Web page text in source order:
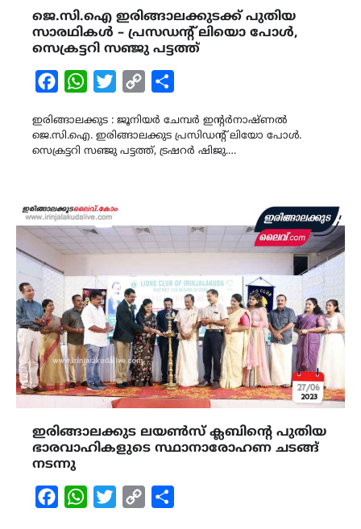
ജെ.സി.ഐ ഇരിങ്ങാലക്കുടക്ക് പുതിയ
സാരഥികൾ – പ്രസഡന്റ് ലിയൊ പോൾ,
സെക്രട്ടറി സഞ്ജു പട്ടത്ത്
FacebookWhatsAppTwitterCopy
ഇരിങ്ങാലക്കുട : ജൂനിയർ ചേമ്പർ ഇന്റർനാഷ്ണൽ
ജെ.സി.ഐ. ഇരിങ്ങാലക്കുട പ്രസിഡന്റ് ലിയോ പോൾ.
സെക്രട്ടറി സഞ്ജു പട്ടത്ത്, ട്രഷറർ ഷിജു.…
ഇരിങ്ങാലക്കുട ലയൺസ് ക്ലബിന്‍റെ പുതിയ
ഭാരവാഹികളുടെ സ്ഥാനാരോഹണ ചടങ്ങ്
നടന്നു
FacebookWhatsAppTwitterCopy